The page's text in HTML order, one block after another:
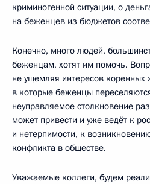
криминогенной ситуации, о
на беженцев из бюджетов
Конечно, много людей,
беженцам, хотят им помочь.
не ущемляя интересов коренных
в которые беженцы
неуправляемое столкновение
может привести и уже ведёт к
и нетерпимости, к
конфликта в обществе.
Уважаемые коллеги, будем